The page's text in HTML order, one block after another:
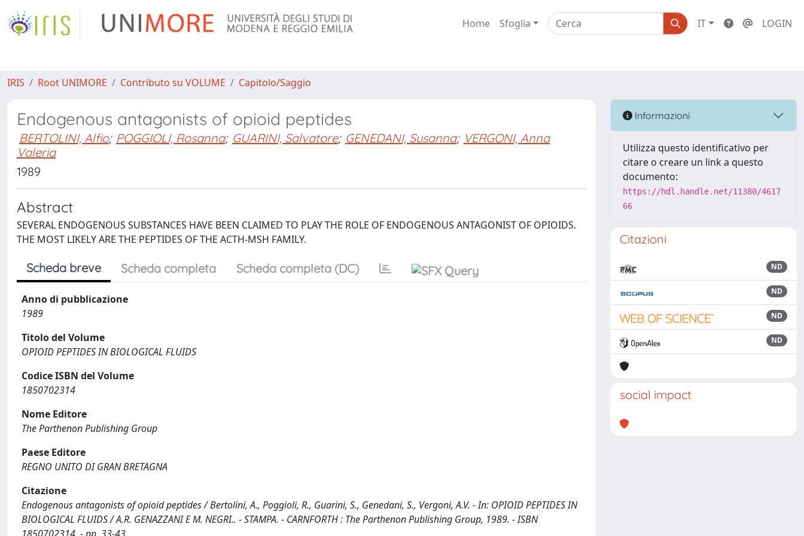
Home Sfoglia IT LOGIN
IRIS Root UNIMORE Contributo su VOLUME Capitolo/Saggio
Endogenous antagonists of opioid peptides
BERTOLINI, Alfio; POGGIOLI, Rosanna; GUARINI, Salvatore; GENEDANI, Susanna; VERGONI, Anna
Valeria
1989
Abstract
SEVERAL ENDOGENOUS SUBSTANCES HAVE BEEN CLAIMED TO PLAY THE ROLE OF ENDOGENOUS ANTAGONIST OF OPIOIDS.
THE MOST LIKELY ARE THE PEPTIDES OF THE ACTH-MSH FAMILY.
Scheda breve Scheda completa Scheda completa (DC)
Anno di pubblicazione
1989
Titolo del Volume
OPIOID PEPTIDES IN BIOLOGICAL FLUIDS
Codice ISBN del Volume
1850702314
Nome Editore
The Parthenon Publishing Group
Paese Editore
REGNO UNITO DI GRAN BRETAGNA
Citazione
Endogenous antagonists of opioid peptides / Bertolini, A., Poggioli, R., Guarini, S., Genedani, S., Vergoni, A.V. - In: OPIOID PEPTIDES IN
BIOLOGICAL FLUIDS / A.R. GENAZZANI E M. NEGRI.. - STAMPA. - CARNFORTH : The Parthenon Publishing Group, 1989. - ISBN
Informazioni
Utilizza questo identificativo per
citare o creare un link a questo
documento:
https://hdl.handle.net/11380/4617
66
Citazioni
ND
ND
ND
ND
social impact